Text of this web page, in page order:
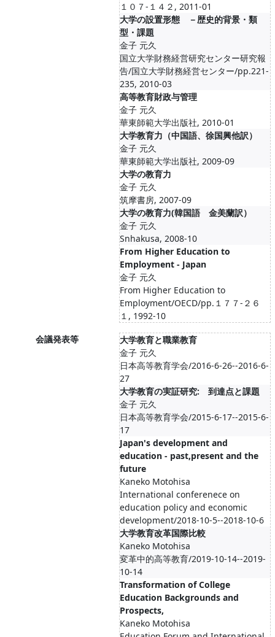
１０７-１４２, 2011-01
大学の設置形態 －歴史的背景・類
型・課題
金子 元久
国立大学財務経営研究センター研究報
告/国立大学財務経営センター/pp.221-
235, 2010-03
高等教育財政与管理
金子 元久
華東師範大学出版社, 2010-01
大学教育力（中国語、徐国興他訳）
金子 元久
華東師範大学出版社, 2009-09
大学の教育力
金子 元久
筑摩書房, 2007-09
大学の教育力(韓国語 金美蘭訳）
金子 元久
Snhakusa, 2008-10
From Higher Education to
Employment - Japan
金子 元久
From Higher Education to
Employment/OECD/pp.１７７-２６
１, 1992-10
会議発表等
大学教育と職業教育
金子 元久
日本高等教育学会/2016-6-26--2016-6-
27
大学教育の実証研究: 到達点と課題
金子 元久
日本高等教育学会/2015-6-17--2015-6-
17
Japan's development and
education - past,present and the
future
Kaneko Motohisa
International conferenece on
education policy and economic
development/2018-10-5--2018-10-6
大学教育改革国際比較
Kaneko Motohisa
変革中的高等教育/2019-10-14--2019-
10-14
Transformation of College
Education Backgrounds and
Prospects,
Kaneko Motohisa